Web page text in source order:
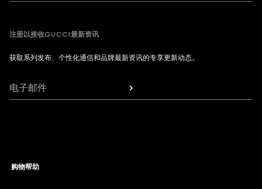
注册以接收GUCCI最新资讯
获取系列发布、个性化通信和品牌最新资讯的专享更新动态。
电子邮件
购物帮助